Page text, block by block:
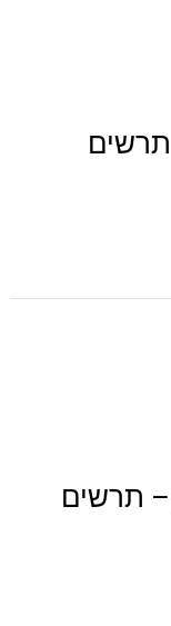
תרשים